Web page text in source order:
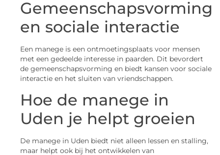
Gemeenschapsvorming
en sociale interactie
Een manege is een ontmoetingsplaats voor mensen
met een gedeelde interesse in paarden. Dit bevordert
de gemeenschapsvorming en biedt kansen voor sociale
interactie en het sluiten van vriendschappen.
Hoe de manege in
Uden je helpt groeien
De manege in Uden biedt niet alleen lessen en stalling,
maar helpt ook bij het ontwikkelen van